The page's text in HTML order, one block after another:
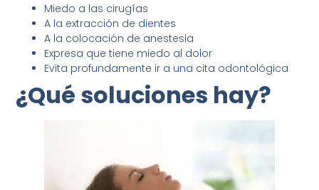
Miedo a las cirugías
A la extracción de dientes
A la colocación de anestesia
Expresa que tiene miedo al dolor
Evita profundamente ir a una cita odontológica
¿Qué soluciones hay?